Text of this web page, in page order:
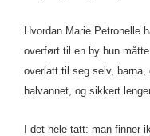
Hvordan Marie Petronelle
overført til en by hun
overlatt til seg selv,
halvannet, og sikkert
I det hele tatt: man finner